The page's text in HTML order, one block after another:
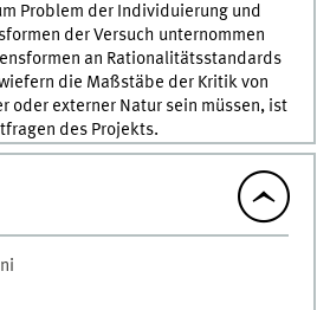
Problem der Individuierung und
der Versuch unternommen
an Rationalitätsstandards
die Maßstäbe der Kritik von
oder externer Natur sein müssen, ist
des Projekts.